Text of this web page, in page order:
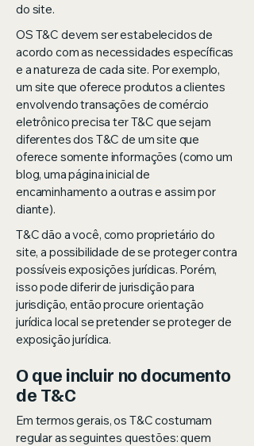
do site.
OS T&C devem ser estabelecidos de
acordo com as necessidades específicas
e a natureza de cada site. Por exemplo,
um site que oferece produtos a clientes
envolvendo transações de comércio
eletrônico precisa ter T&C que sejam
diferentes dos T&C de um site que
oferece somente informações (como um
blog, uma página inicial de
encaminhamento a outras e assim por
diante).
T&C dão a você, como proprietário do
site, a possibilidade de se proteger contra
possíveis exposições jurídicas. Porém,
isso pode diferir de jurisdição para
jurisdição, então procure orientação
jurídica local se pretender se proteger de
exposição jurídica.
O que incluir no documento
de T&C
Em termos gerais, os T&C costumam
regular as seguintes questões: quem